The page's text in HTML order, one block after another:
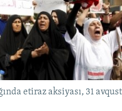
KITABXANASI
STANDARTLARIMIZ
etiraz aksiyası, 31